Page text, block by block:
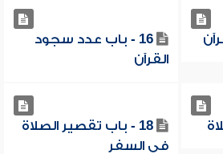
16 - باب عدد سجود
القرآن
18 - باب تقصير الصلاة
في السفر